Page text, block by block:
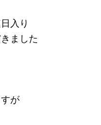
入り
ました
が